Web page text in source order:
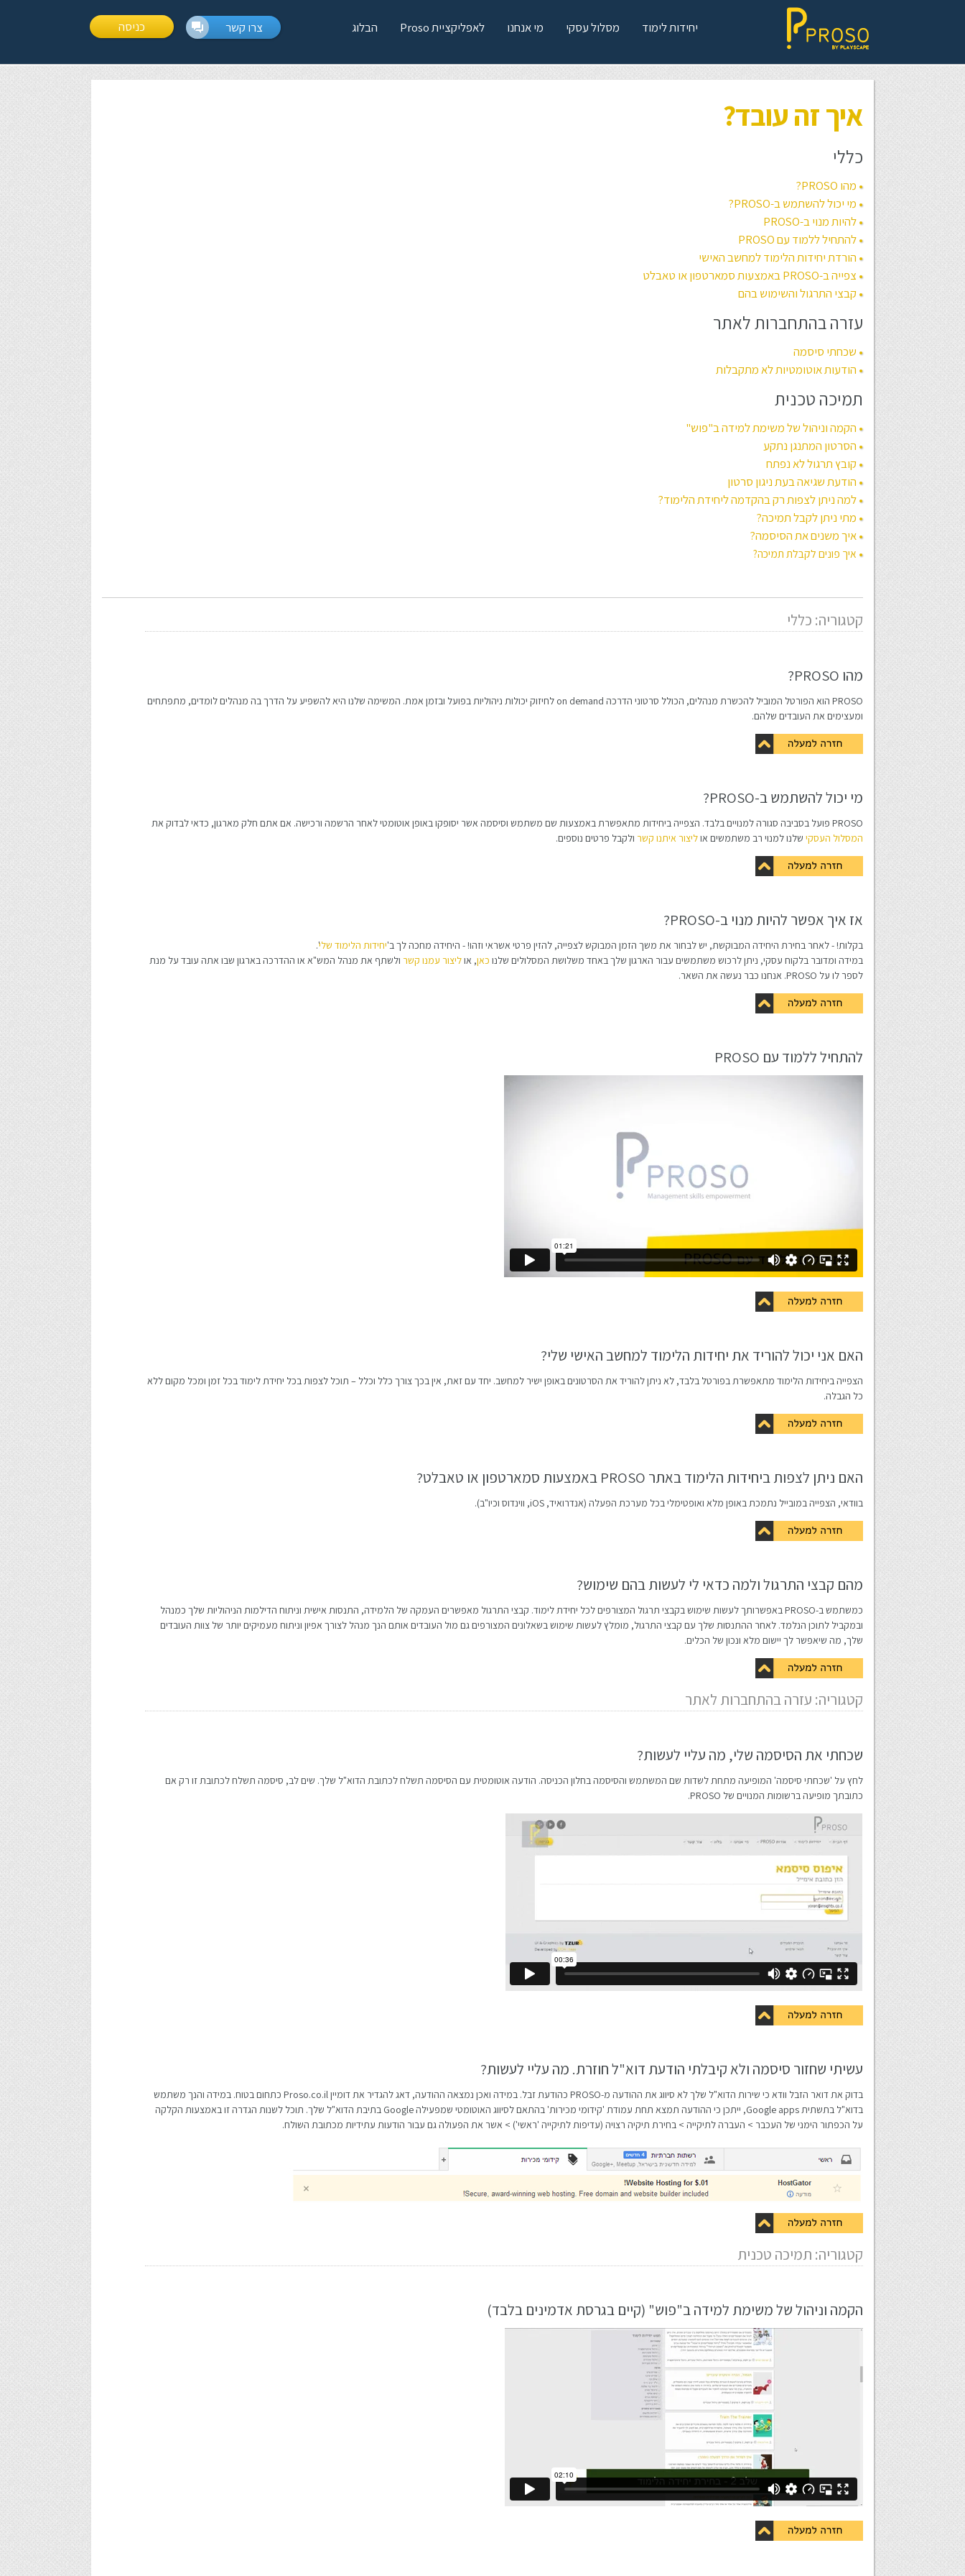
כניסה צרו קשר יחידות לימוד מסלול עסקי מי אנחנו לאפליקציית Proso הבלוג
איך זה עובד?
כללי
מהו PROSO?
מי יכול להשתמש ב-PROSO?
להיות מנוי ב-PROSO
להתחיל ללמוד עם PROSO
הורדת יחידות הלימוד למחשב האישי
צפייה ב-PROSO באמצעות סמארטפון או טאבלט
קבצי התרגול והשימוש בהם
עזרה בהתחברות לאתר
שכחתי סיסמה
הודעות אוטומטיות לא מתקבלות
תמיכה טכנית
הקמה וניהול של משימת למידה ב"פוש"
הסרטון המתנגן נתקע
קובץ תרגול לא נפתח
הודעת שגיאה בעת ניגון סרטון
למה ניתן לצפות רק בהקדמה ליחידת הלימוד?
מתי ניתן לקבל תמיכה?
איך משנים את הסיסמה?
איך פונים לקבלת תמיכה?
קטגוריה: כללי
מהו PROSO?
PROSO הוא הפורטל המוביל להכשרת מנהלים, הכולל סרטוני הדרכה on demand לחיזוק יכולות ניהוליות בפועל ובזמן אמת. המשימה שלנו היא להשפיע על הדרך בה מנהלים לומדים, מתפתחים
ומעצימים את העובדים שלהם.
מי יכול להשתמש ב-PROSO?
PROSO פועל בסביבה סגורה למנויים בלבד. הצפייה ביחידות מתאפשרת באמצעות שם משתמש וסיסמה אשר יסופקו באופן אוטומטי לאחר הרשמה ורכישה. אם אתם חלק מארגון, כדאי לבדוק את
המסלול העסקי שלנו למנוי רב משתמשים אוליצור איתנו קשר ולקבל פרטים נוספים.
אז איך אפשר להיות מנוי ב-PROSO?
בקלות! - לאחר בחירת היחידה המבוקשת, יש לבחור את משך הזמן המבוקש לצפייה, להזין פרטי אשראי וזהו! - היחידה מחכה לך ב'יחידות הלימוד שלי'.
במידה ומדובר בלקוח עסקי, ניתן לרכוש משתמשים עבור הארגון שלך באחד משלושת המסלולים שלנו כאן, אוליצור עמנו קשר ולשתף את מנהל המש"א או ההדרכה בארגון שבו אתה עובד על מנת
לספר לו על PROSO. אנחנו כבר נעשה את השאר.
להתחיל ללמוד עם PROSO
האם אני יכול להוריד את יחידות הלימוד למחשב האישי שלי?
הצפייה ביחידות הלימוד מתאפשרת בפורטל בלבד, לא ניתן להוריד את הסרטונים באופן ישיר למחשב. יחד עם זאת, אין בכך צורך כלל וכלל – תוכל לצפות בכל יחידת לימוד בכל זמן ומכל מקום ללא
כל הגבלה.
האם ניתן לצפות ביחידות הלימוד באתר PROSO באמצעות סמארטפון או טאבלט?
בוודאי, הצפייה במובייל נתמכת באופן מלא ואופטימלי בכל מערכת הפעלה (אנדרואיד, iOS, ווינדוס וכיו"ב).
מהם קבצי התרגול ולמה כדאי לי לעשות בהם שימוש?
כמשתמש ב-PROSO באפשרותך לעשות שימוש בקבצי תרגול המצורפים לכל יחידת לימוד. קבצי התרגול מאפשרים העמקה של הלמידה, התנסות אישית וניתוח הדילמות הניהוליות שלך כמנהל
ובמקביל לתוכן הנלמד. לאחר ההתנסות שלך עם קבצי התרגול, מומלץ לעשות שימוש בשאלונים המצורפים גם מול העובדים אותם הנך מנהל לצורך אפיון וניתוח מעמיקים יותר של צוות העובדים
שלך, מה שיאפשר לך יישום מלא ונכון של הכלים.
קטגוריה: עזרה בהתחברות לאתר
שכחתי את הסיסמה שלי, מה עליי לעשות?
לחץ על 'שכחתי סיסמה' המופיעה מתחת לשדות שם המשתמש והסיסמה בחלון הכניסה. הודעה אוטומטית עם הסיסמה תשלח לכתובת הדוא"ל שלך. שים לב, סיסמה תשלח לכתובת זו רק אם
כתובתך מופיעה ברשומות המנויים של PROSO.
עשיתי שחזור סיסמה ולא קיבלתי הודעת דוא"ל חוזרת. מה עליי לעשות?
בדוק את דואר הזבל וודא כי שירות הדוא"ל שלך לא סיווג את ההודעה מ-PROSO כהודעת זבל. במידה ואכן נמצאה ההודעה, דאג להגדיר את דומיין Proso.co.il כתחום בטוח. במידה והנך משתמש
בדוא"ל בתשתית Google apps, ייתכן כי ההודעה תמצא תחת עמודת 'קידומי מכירות' בהתאם לסיווג האוטומטי שמפעילה Google בתיבת הדוא"ל שלך. תוכל לשנות הגדרה זו באמצעות הקלקה
על הכפתור הימני של העכבר > העברה לתיקייה > בחירת תיקיה רצויה (עדיפות לתיקייה 'ראשי') > אשר את הפעולה גם עבור הודעות עתידיות מכתובת השולח.
קטגוריה: תמיכה טכנית
הקמה וניהול של משימת למידה ב"פוש" (קיים בגרסת אדמינים בלבד)